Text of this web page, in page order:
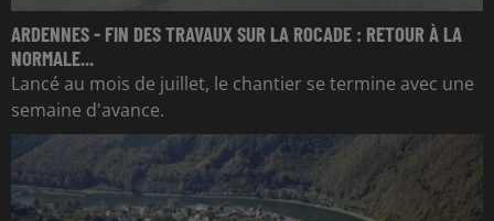
ARDENNES - FIN DES TRAVAUX SUR LA ROCADE : RETOUR À LA
NORMALE...
Lancé au mois de juillet, le chantier se termine avec une
semaine d'avance.